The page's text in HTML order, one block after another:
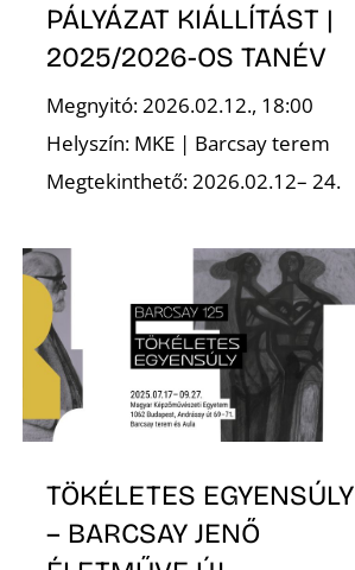
PÁLYÁZAT KIÁLLÍTÁST |
2025/2026-OS TANÉV
Megnyitó: 2026.02.12., 18:00
Helyszín: MKE | Barcsay terem
Megtekinthető: 2026.02.12– 24.
TÖKÉLETES EGYENSÚLY
– BARCSAY JENŐ